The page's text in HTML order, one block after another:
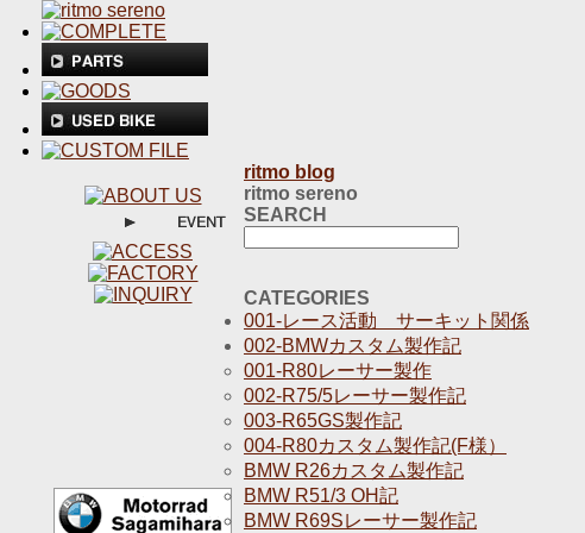
ritmo blog
ritmo sereno
SEARCH
CATEGORIES
001-レース活動 サーキット関係
002-BMWカスタム製作記
001-R80レーサー製作
002-R75/5レーサー製作記
003-R65GS製作記
004-R80カスタム製作記(F様）
BMW R26カスタム製作記
BMW R51/3 OH記
BMW R69Sレーサー製作記